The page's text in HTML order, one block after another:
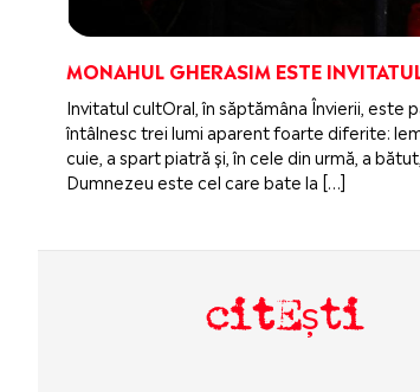
MONAHUL GHERASIM ESTE
Invitatul cultOral, în săptămâna Învierii, este
întâlnesc trei lumi aparent foarte diferite:
cuie, a spart piatră și, în cele din urmă, a
Dumnezeu este cel care bate la […]
citEști